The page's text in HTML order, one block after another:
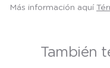
Más información aquí
También